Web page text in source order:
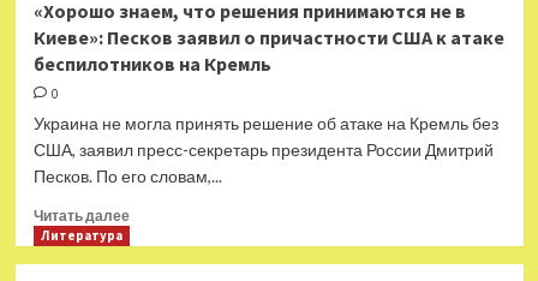
рассмотрит
парламент:
Путин
вывода
России
из
об
обычных
вооружённых
«Хорошо знаем, что решения принимаются не в
Киеве»: Песков заявил о причастности США к атаке
беспилотников на Кремль
0
Украина не могла принять решение об атаке на Кремль без
США, заявил пресс-секретарь президента России Дмитрий
Песков. По его словам,...
Читать далееПрочитать
Литература